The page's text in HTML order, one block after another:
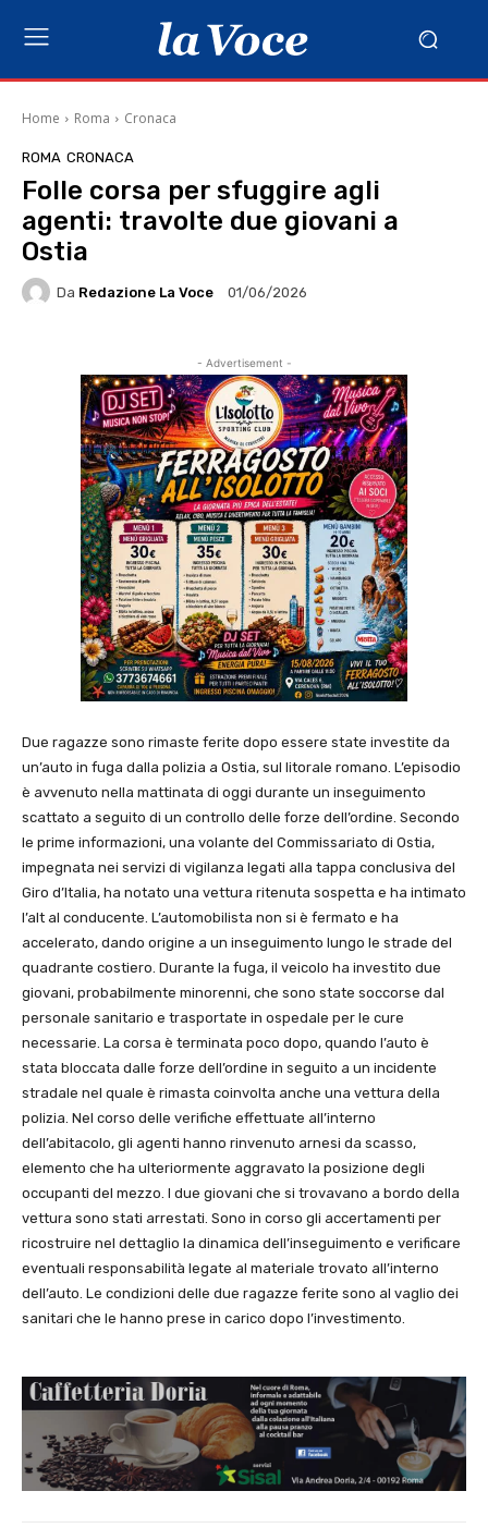
Home Roma Cronaca
ROMA CRONACA
Folle corsa per sfuggire agli
agenti: travolte due giovani a
Ostia
Da Redazione La Voce 01/06/2026
- Advertisement -
Due ragazze sono rimaste ferite dopo essere state investite da
un’auto in fuga dalla polizia a Ostia, sul litorale romano. L’episodio
è avvenuto nella mattinata di oggi durante un inseguimento
scattato a seguito di un controllo delle forze dell’ordine. Secondo
le prime informazioni, una volante del Commissariato di Ostia,
impegnata nei servizi di vigilanza legati alla tappa conclusiva del
Giro d’Italia, ha notato una vettura ritenuta sospetta e ha intimato
l’alt al conducente. L’automobilista non si è fermato e ha
accelerato, dando origine a un inseguimento lungo le strade del
quadrante costiero. Durante la fuga, il veicolo ha investito due
giovani, probabilmente minorenni, che sono state soccorse dal
personale sanitario e trasportate in ospedale per le cure
necessarie. La corsa è terminata poco dopo, quando l’auto è
stata bloccata dalle forze dell’ordine in seguito a un incidente
stradale nel quale è rimasta coinvolta anche una vettura della
polizia. Nel corso delle verifiche effettuate all’interno
dell’abitacolo, gli agenti hanno rinvenuto arnesi da scasso,
elemento che ha ulteriormente aggravato la posizione degli
occupanti del mezzo. I due giovani che si trovavano a bordo della
vettura sono stati arrestati. Sono in corso gli accertamenti per
ricostruire nel dettaglio la dinamica dell’inseguimento e verificare
eventuali responsabilità legate al materiale trovato all’interno
dell’auto. Le condizioni delle due ragazze ferite sono al vaglio dei
sanitari che le hanno prese in carico dopo l’investimento.